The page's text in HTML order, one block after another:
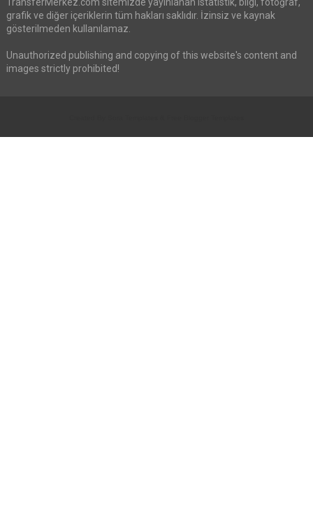
grafik ve diğer içeriklerin tüm hakları saklıdır. İzinsiz ve kaynak
gösterilmeden kullanılamaz.
Unauthorized publishing and copying of this website's content and
images strictly prohibited!